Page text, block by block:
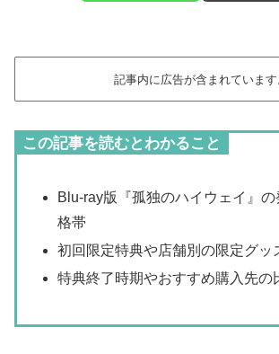
記事内に広告が含まれています
この記事を読むとわかること
Blu-ray版『孤独のハイウェイ』
格帯
初回限定特典や店舗別の限定グッ
特典終了時期やおすすめ購入先の